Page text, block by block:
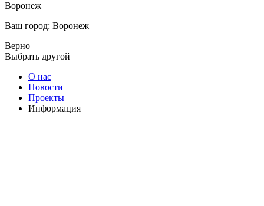
Воронеж
Ваш город: Воронеж
Верно
Выбрать другой
О нас
Новости
Проекты
Информация